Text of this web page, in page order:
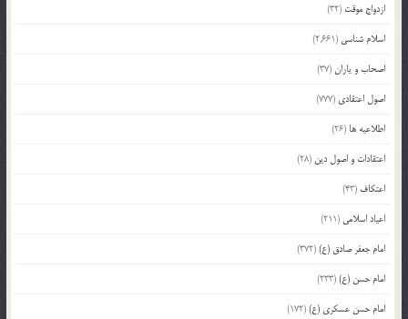
ازدواج موقت (32)
اسلام شناسی (2,661)
اصحاب و یاران(37)
اصول اعتقادی (777)
اطلاعیه ها (26)
اعتقادات و اصول دین (28)
اعتکاف (43)
اعیاد اسلامی (211)
امام جعفر صادق (ع)(372)
امام حسن (ع)(233)
امام حسن عسکری (ع)(172)